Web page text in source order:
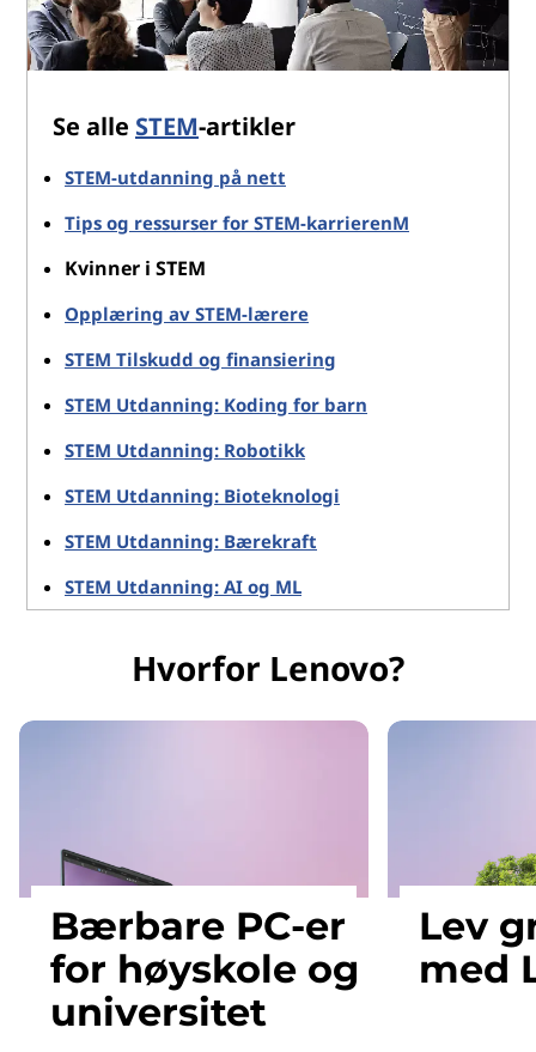
Se alle STEM-artikler
STEM-utdanning på nett
Tips og ressurser for STEM-karrierenM
Kvinner i STEM
Opplæring av STEM-lærere
STEM Tilskudd og finansiering
STEM Utdanning: Koding for barn
STEM Utdanning: Robotikk
STEM Utdanning: Bioteknologi
STEM Utdanning: Bærekraft
STEM Utdanning: AI og ML
Hvorfor Lenovo?
Bærbare PC-er
for høyskole og
universitet
Lev
med